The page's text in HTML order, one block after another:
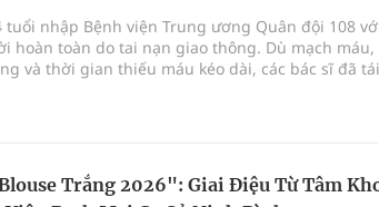
tuổi nhập Bệnh viện Trung ương Quân đội 108
hoàn toàn do tai nạn giao thông. Dù mạch
và thời gian thiếu máu kéo dài, các bác sĩ đã
Trắng 2026": Giai Điệu Từ Tâm